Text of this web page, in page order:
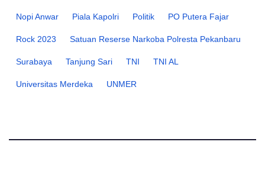
Nopi Anwar Piala Kapolri Politik PO Putera Fajar
Rock 2023 Satuan Reserse Narkoba Polresta Pekanbaru
Surabaya Tanjung Sari TNI TNI AL
Universitas Merdeka UNMER